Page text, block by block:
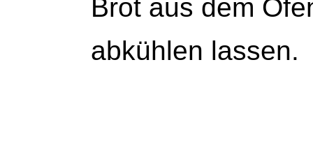
Brot aus dem
abkühlen lassen.